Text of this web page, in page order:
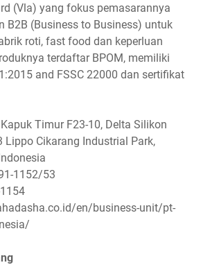
(Vla) yang fokus pemasarannya
B2B (Business to Business) untuk
roti, fast food dan keperluan
terdaftar BPOM, memiliki
and FSSC 22000 dan sertifikat
Timur F23-10, Delta Silikon
Lippo Cikarang Industrial Park,
1152/53
en/business-unit/pt-